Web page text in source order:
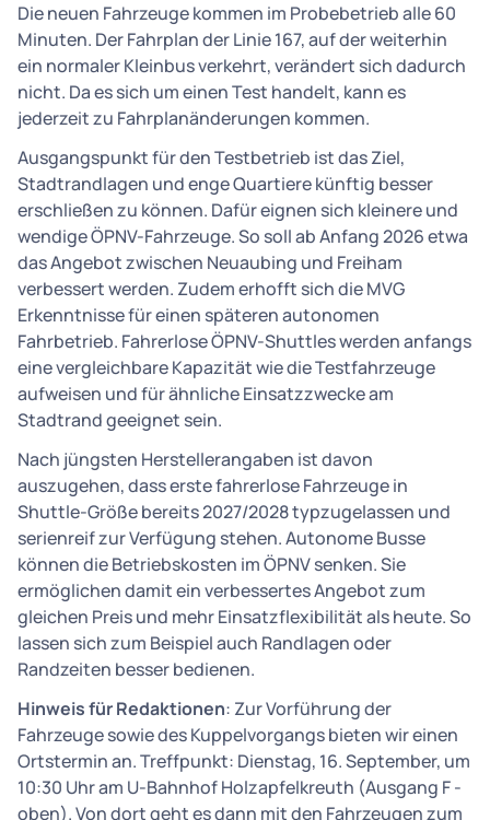
Die neuen Fahrzeuge kommen im Probebetrieb alle 60
Minuten. Der Fahrplan der Linie 167, auf der weiterhin
ein normaler Kleinbus verkehrt, verändert sich dadurch
nicht. Da es sich um einen Test handelt, kann es
jederzeit zu Fahrplanänderungen kommen.
Ausgangspunkt für den Testbetrieb ist das Ziel,
Stadtrandlagen und enge Quartiere künftig besser
erschließen zu können. Dafür eignen sich kleinere und
wendige ÖPNV-Fahrzeuge. So soll ab Anfang 2026 etwa
das Angebot zwischen Neuaubing und Freiham
verbessert werden. Zudem erhofft sich die MVG
Erkenntnisse für einen späteren autonomen
Fahrbetrieb. Fahrerlose ÖPNV-Shuttles werden anfangs
eine vergleichbare Kapazität wie die Testfahrzeuge
aufweisen und für ähnliche Einsatzzwecke am
Stadtrand geeignet sein.
Nach jüngsten Herstellerangaben ist davon
auszugehen, dass erste fahrerlose Fahrzeuge in
Shuttle-Größe bereits 2027/2028 typzugelassen und
serienreif zur Verfügung stehen. Autonome Busse
können die Betriebskosten im ÖPNV senken. Sie
ermöglichen damit ein verbessertes Angebot zum
gleichen Preis und mehr Einsatzflexibilität als heute. So
lassen sich zum Beispiel auch Randlagen oder
Randzeiten besser bedienen.
Hinweis für Redaktionen: Zur Vorführung der
Fahrzeuge sowie des Kuppelvorgangs bieten wir einen
Ortstermin an. Treffpunkt: Dienstag, 16. September, um
10:30 Uhr am U-Bahnhof Holzapfelkreuth (Ausgang F -
oben). Von dort geht es dann mit den Fahrzeugen zum